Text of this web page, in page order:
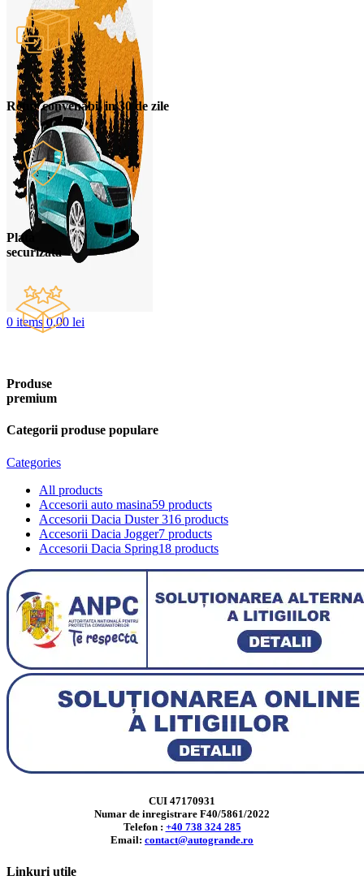
0 items 0,00 lei
Retur convenabil in 30 de zile
Plata
securizata
Produse
premium
Categorii produse populare
Categories
All products
Accesorii auto masina59 products
Accesorii Dacia Duster 316 products
Accesorii Dacia Jogger7 products
Accesorii Dacia Spring18 products
CUI 47170931
Numar de inregistrare F40/5861/2022
Telefon : +40 738 324 285
Email: contact@autogrande.ro
Linkuri utile